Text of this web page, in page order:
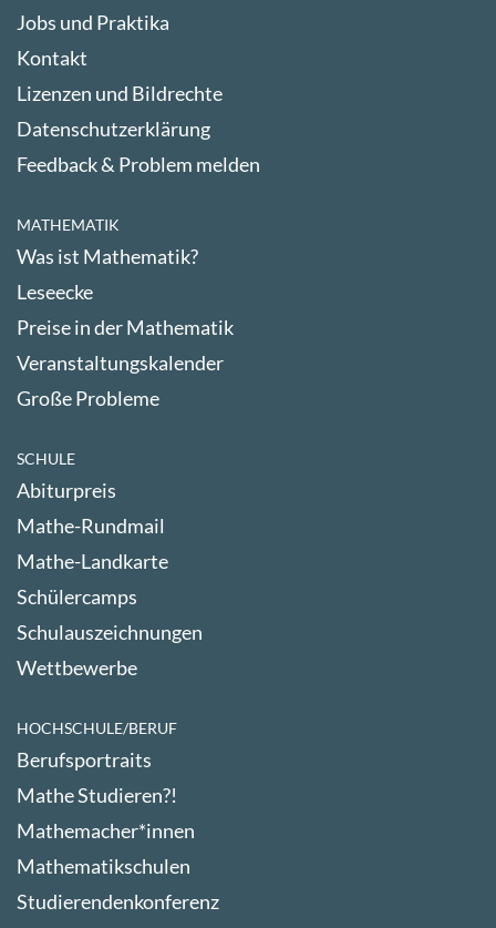
Jobs und Praktika
Kontakt
Lizenzen und Bildrechte
Datenschutzerklärung
Feedback & Problem melden
MATHEMATIK
Was ist Mathematik?
Leseecke
Preise in der Mathematik
Veranstaltungskalender
Große Probleme
SCHULE
Abiturpreis
Mathe-Rundmail
Mathe-Landkarte
Schülercamps
Schulauszeichnungen
Wettbewerbe
HOCHSCHULE/BERUF
Berufsportraits
Mathe Studieren?!
Mathemacher*innen
Mathematikschulen
Studierendenkonferenz